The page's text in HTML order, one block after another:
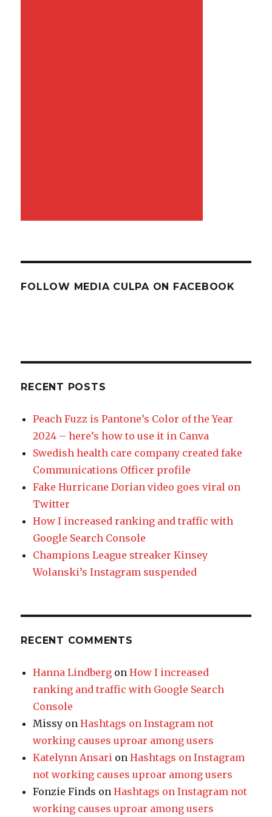
FOLLOW MEDIA CULPA ON FACEBOOK
RECENT POSTS
Peach Fuzz is Pantone’s Color of the Year
2024 – here’s how to use it in Canva
Swedish health care company created fake
Communications Officer profile
Fake Hurricane Dorian video goes viral on
Twitter
How I increased ranking and traffic with
Google Search Console
Champions League streaker Kinsey
Wolanski’s Instagram suspended
RECENT COMMENTS
Hanna Lindberg onHow I increased
ranking and traffic with Google Search
Console
Missy onHashtags on Instagram not
working causes uproar among users
Katelynn Ansari onHashtags on Instagram
not working causes uproar among users
Fonzie Finds onHashtags on Instagram not
working causes uproar among users